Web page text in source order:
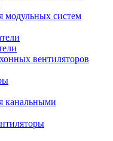
модульных систем
вентиляторов
канальными